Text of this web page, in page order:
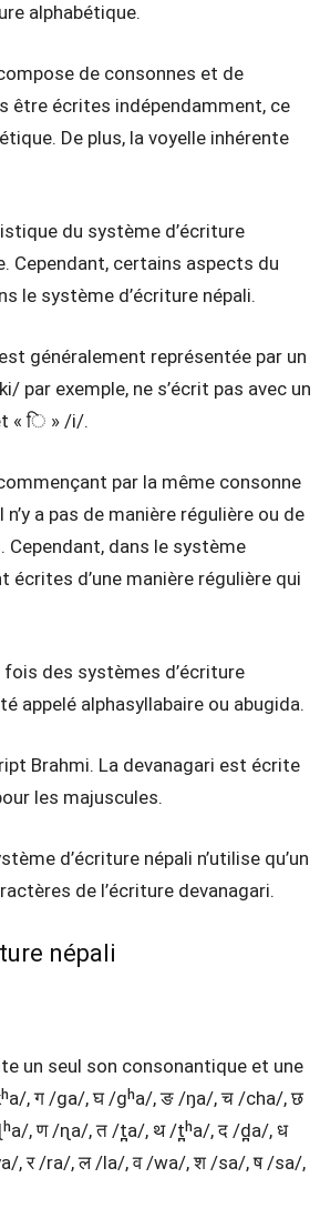
alphabétique.
de consonnes et de
être écrites indépendamment, ce
De plus, la voyelle inhérente
du système d’écriture
Cependant, certains aspects du
le système d’écriture népali.
généralement représentée par un
par exemple, ne s’écrit pas avec un
« ि » /i/.
par la même consonne
a pas de manière régulière ou de
dans le système
écrites d’une manière régulière qui
fois des systèmes d’écriture
appelé alphasyllabaire ou abugida.
Brahmi. La devanagari est écrite
les majuscules.
d’écriture népali n’utilise qu’un
de l’écriture devanagari.
népali
un seul son consonantique et une
, ग /ga/, घ /gʰa/, ङ /ŋa/, च /cha/, छ
, ण /ɳa/, त /t̪a/, थ /t̪ʰa/, द /d̪a/, ध
, र /ra/, ल /la/, व /wa/, श /sa/, ष /sa/,